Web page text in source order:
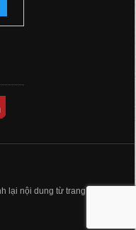
lại nội dung từ trang web này